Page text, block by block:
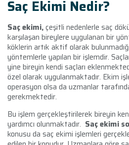
Saç Ekimi Nedir?
Saç ekimi,çeşitli nedenlerle saç
karşılaşan bireylere uygulanan bir
köklerin artık aktif olarak
yöntemlerle yapılan bir işlemdir.
yine bireyin kendi saçları
özel olarak uygulanmaktadır. Ekim
operasyon olsa da uzmanlar
gerekmektedir.
Bu işlem gerçekleştirilerek bireyin
yardımcı olunmaktadır. Saç ekimi
konusu da saç ekimi işlemleri